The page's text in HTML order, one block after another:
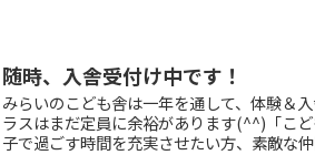
随時、入舎受付け中です！
みらいのこども舎は一年を通して、体験＆
ラスはまだ定員に余裕があります(^^)「こ
子で過ごす時間を充実させたい方、素敵な